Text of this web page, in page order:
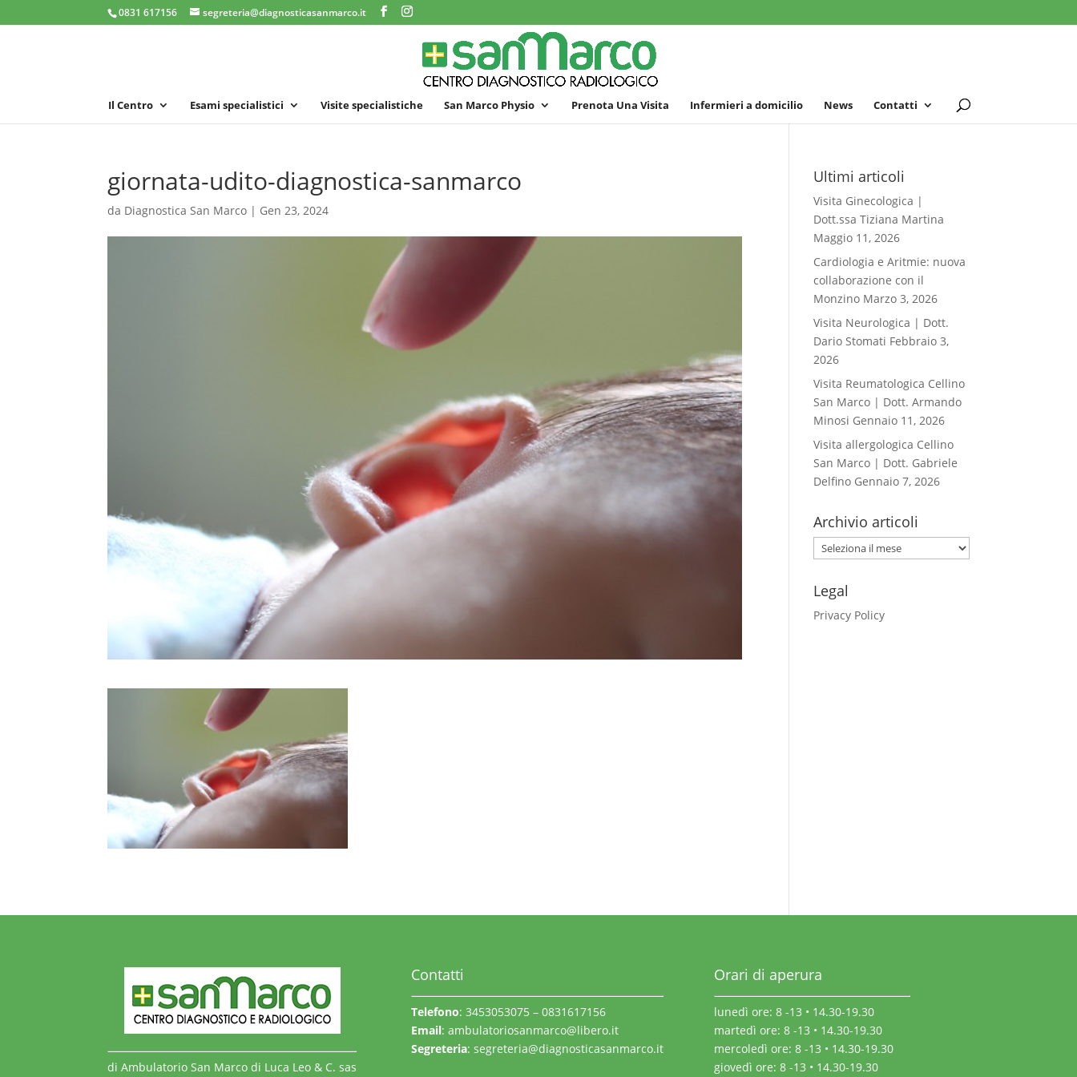
0831 617156 segreteria@diagnosticasanmarco.it
Il Centro Esami specialistici Visite specialistiche San Marco Physio Prenota Una Visita Infermieri a domicilio News Contatti
giornata-udito-diagnostica-sanmarco
da Diagnostica San Marco | Gen 23, 2024
Ultimi articoli
Visita Ginecologica |
Dott.ssa Tiziana Martina
Maggio 11, 2026
Cardiologia e Aritmie: nuova
collaborazione con il
Monzino Marzo 3, 2026
Visita Neurologica | Dott.
Dario Stomati Febbraio 3,
2026
Visita Reumatologica Cellino
San Marco | Dott. Armando
Minosi Gennaio 11, 2026
Visita allergologica Cellino
San Marco | Dott. Gabriele
Delfino Gennaio 7, 2026
Archivio articoli
Archivio
articoli
Legal
Privacy Policy
di Ambulatorio San Marco di Luca Leo & C. sas
Contatti
Telefono: 3453053075 – 0831617156
Email: ambulatoriosanmarco@libero.it
Segreteria: segreteria@diagnosticasanmarco.it
Orari di aperura
lunedì ore: 8 -13 • 14.30-19.30
martedì ore: 8 -13 • 14.30-19.30
mercoledì ore: 8 -13 • 14.30-19.30
giovedì ore: 8 -13 • 14.30-19.30